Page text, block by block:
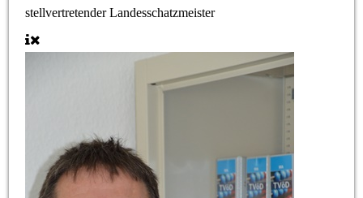
stellvertretender Landesschatzmeister